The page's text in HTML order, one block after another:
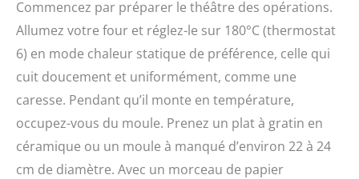
Commencez par préparer le théâtre des opérations.
Allumez votre four et réglez-le sur 180°C (thermostat
6) en mode chaleur statique de préférence, celle qui
cuit doucement et uniformément, comme une
caresse. Pendant qu’il monte en température,
occupez-vous du moule. Prenez un plat à gratin en
céramique ou un moule à manqué d’environ 22 à 24
cm de diamètre. Avec un morceau de papier